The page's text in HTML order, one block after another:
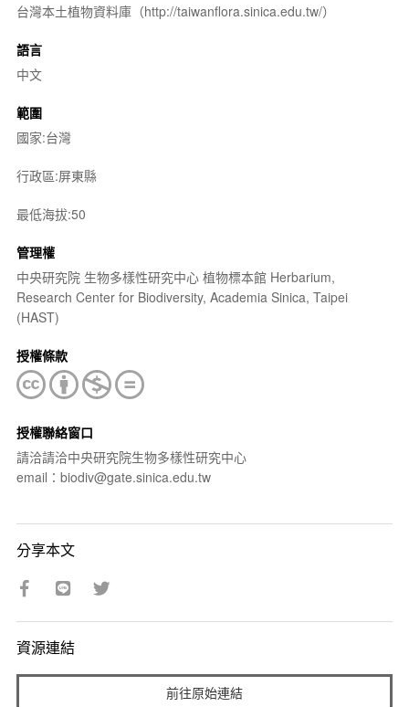
台灣本土植物資料庫（http://taiwanflora.sinica.edu.tw/）
語言
中文
範圍
國家:台灣
行政區:屏東縣
最低海拔:50
管理權
中央研究院 生物多樣性研究中心 植物標本館 Herbarium,
Research Center for Biodiversity, Academia Sinica, Taipei
(HAST)
授權條款
授權聯絡窗口
請洽請洽中央研究院生物多樣性研究中心
email：biodiv@gate.sinica.edu.tw
分享本文
資源連結
前往原始連結